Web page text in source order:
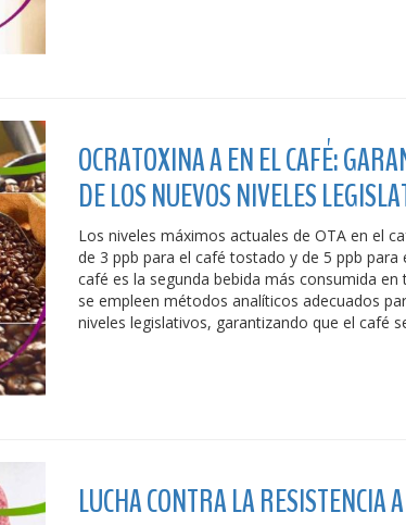
OCRATOXINA A EN EL CAFÉ:
DE LOS NUEVOS NIVELES
Los niveles máximos actuales de OTA en el
de 3 ppb para el café tostado y de 5 ppb
café es la segunda bebida más consumida
se empleen métodos analíticos adecuados
niveles legislativos, garantizando que el café
LUCHA CONTRA LA RESISTENCIA